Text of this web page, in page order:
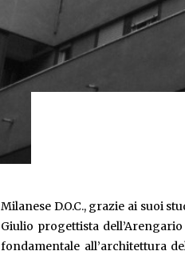
Milanese D.O.C., grazie ai suoi
Giulio progettista
fondamentale all’architettura